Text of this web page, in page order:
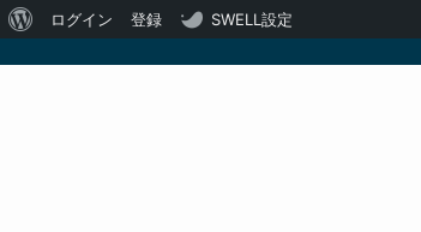
WordPress
ログイン 登録 SWELL設定